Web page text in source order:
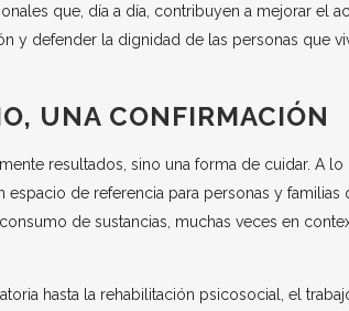
que, día a día, contribuyen a mejorar el
y defender la dignidad de las personas que
UNA CONFIRMACIÓN
resultados, sino una forma de cuidar. A lo
de referencia para personas y familias
de sustancias, muchas veces en
hasta la rehabilitación psicosocial, el